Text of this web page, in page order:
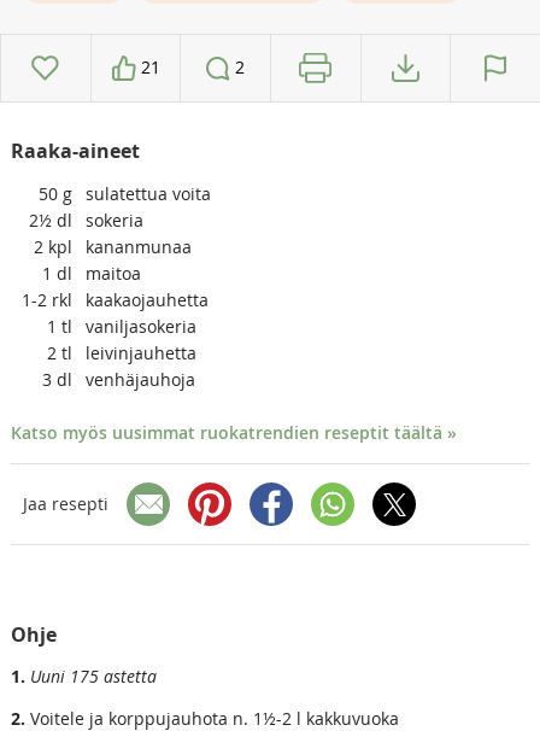
21 2
Raaka-aineet
50 g sulatettua voita
2½ dl
sokeria
2 kpl
kananmunaa
1 dl
maitoa
1-2 rkl
kaakaojauhetta
1 tl
vaniljasokeria
2 tl
leivinjauhetta
3 dl venhäjauhoja
Katso myös uusimmat ruokatrendien reseptit täältä »
Jaa resepti
Ohje
1. Uuni 175 astetta
2. Voitele ja korppujauhota n. 1½-2 l kakkuvuoka